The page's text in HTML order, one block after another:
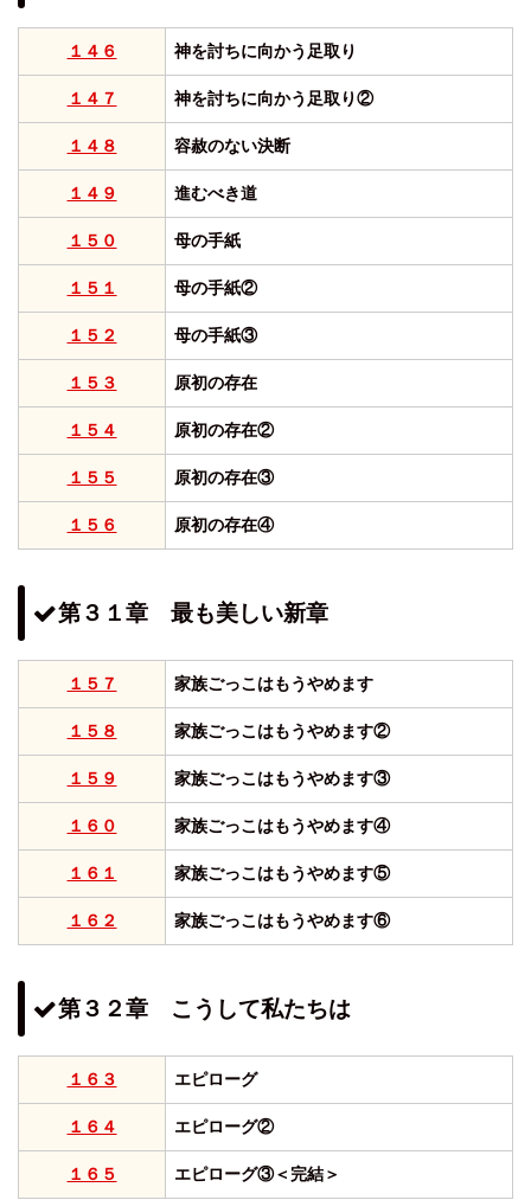
１４６ 神を討ちに向かう足取り
１４７ 神を討ちに向かう足取り②
１４８ 容赦のない決断
１４９ 進むべき道
１５０ 母の手紙
１５１ 母の手紙②
１５２ 母の手紙③
１５３ 原初の存在
１５４ 原初の存在②
１５５ 原初の存在③
１５６ 原初の存在④
第３１章 最も美しい新章
１５７ 家族ごっこはもうやめます
１５８ 家族ごっこはもうやめます②
１５９ 家族ごっこはもうやめます③
１６０ 家族ごっこはもうやめます④
１６１ 家族ごっこはもうやめます⑤
１６２ 家族ごっこはもうやめます⑥
第３２章 こうして私たちは
１６３ エピローグ
１６４ エピローグ②
１６５ エピローグ③＜完結＞